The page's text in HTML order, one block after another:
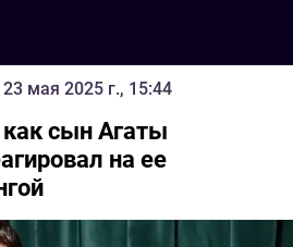
23 мая 2025 г., 15:44
как сын Агаты
на ее